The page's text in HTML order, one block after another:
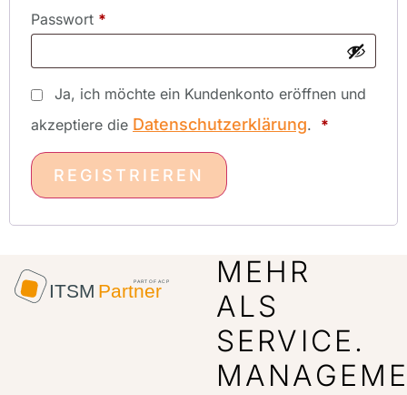
Passwort *
Ja, ich möchte ein Kundenkonto eröffnen und
akzeptiere die Datenschutzerklärung. *
REGISTRIEREN
MEHR
ALS
SERVICE.